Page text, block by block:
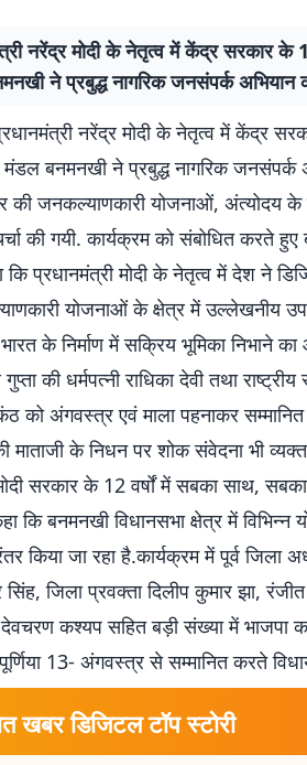
नरेंद्र मोदी के नेतृत्व में केंद्र सरकार के
ने प्रबुद्ध नागरिक जनसंपर्क अभियान
नरेंद्र मोदी के नेतृत्व में केंद्र
मंडल बनमनखी ने प्रबुद्ध नागरिक
की जनकल्याणकारी योजनाओं, अंत्योदय
की गयी. कार्यक्रम को संबोधित करते
प्रधानमंत्री मोदी के नेतृत्व में देश ने
योजनाओं के क्षेत्र में उल्लेखनीय
के निर्माण में सक्रिय भूमिका निभाने का
की धर्मपत्नी राधिका देवी तथा
को अंगवस्त्र एवं माला पहनाकर सम्मानित
माताजी के निधन पर शोक संवेदना भी
सरकार के 12 वर्षों में सबका साथ,
कि बनमनखी विधानसभा क्षेत्र में
किया जा रहा है.कार्यक्रम में पूर्व जिला
जिला प्रवक्ता दिलीप कुमार झा,
कश्यप सहित बड़ी संख्या में भाजपा
13- अंगवस्त्र से सम्मानित करते
खबर डिजिटल टॉप स्टोरी